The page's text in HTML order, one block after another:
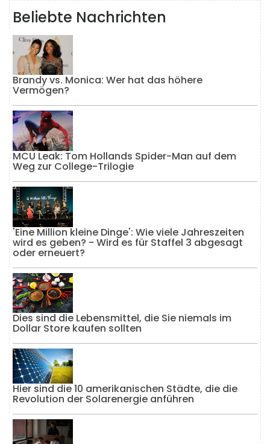
Beliebte Nachrichten
Brandy vs. Monica: Wer hat das höhere
Vermögen?
MCU Leak: Tom Hollands Spider-Man auf dem
Weg zur College-Trilogie
'Eine Million kleine Dinge': Wie viele Jahreszeiten
wird es geben? - Wird es für Staffel 3 abgesagt
oder erneuert?
Dies sind die Lebensmittel, die Sie niemals im
Dollar Store kaufen sollten
Hier sind die 10 amerikanischen Städte, die die
Revolution der Solarenergie anführen